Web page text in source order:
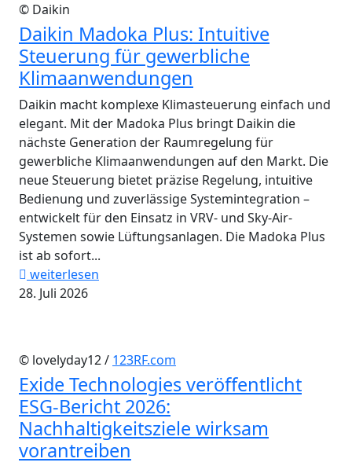
© Daikin
Daikin Madoka Plus: Intuitive
Steuerung für gewerbliche
Klimaanwendungen
Daikin macht komplexe Klimasteuerung einfach und
elegant. Mit der Madoka Plus bringt Daikin die
nächste Generation der Raumregelung für
gewerbliche Klimaanwendungen auf den Markt. Die
neue Steuerung bietet präzise Regelung, intuitive
Bedienung und zuverlässige Systemintegration –
entwickelt für den Einsatz in VRV- und Sky-Air-
Systemen sowie Lüftungsanlagen. Die Madoka Plus
ist ab sofort...
weiterlesen
28. Juli 2026
© lovelyday12 / 123RF.com
Exide Technologies veröffentlicht
ESG-Bericht 2026:
Nachhaltigkeitsziele wirksam
vorantreiben